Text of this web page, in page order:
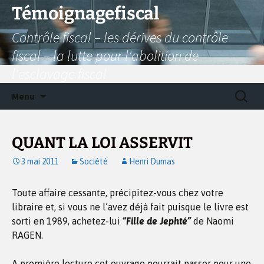
Aller
contenu
Témoignagefiscal
Contrôle fiscal – les dérives du contrôle
fiscal – la lutte pour l'abolition de
Menu
QUANT LA LOI ASSERVIT
3 mai 2011 Société Henri Dumas
Toute affaire cessante, précipitez-vous chez votre
libraire et, si vous ne l’avez déjà fait puisque le livre est
sorti en 1989, achetez-lui “Fille de Jephté”de Naomi
RAGEN.